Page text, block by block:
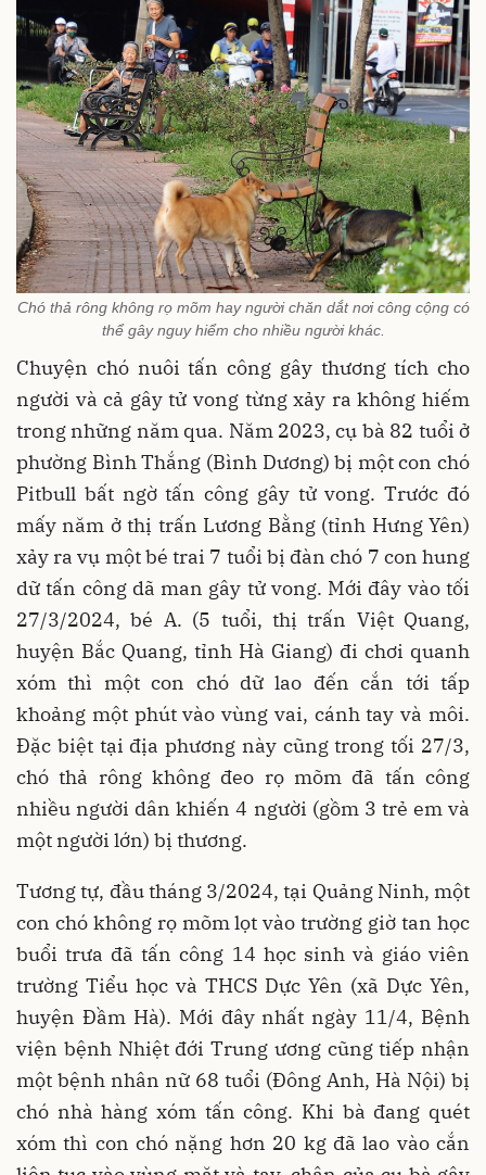
Chó thả rông không rọ mõm hay người chăn dắt nơi công cộng có
thể gây nguy hiểm cho nhiều người khác.
Chuyện chó nuôi tấn công gây thương tích cho
người và cả gây tử vong từng xảy ra không hiếm
trong những năm qua. Năm 2023, cụ bà 82 tuổi ở
phường Bình Thắng (Bình Dương) bị một con chó
Pitbull bất ngờ tấn công gây tử vong. Trước đó
mấy năm ở thị trấn Lương Bằng (tỉnh Hưng Yên)
xảy ra vụ một bé trai 7 tuổi bị đàn chó 7 con hung
dữ tấn công dã man gây tử vong. Mới đây vào tối
27/3/2024, bé A. (5 tuổi, thị trấn Việt Quang,
huyện Bắc Quang, tỉnh Hà Giang) đi chơi quanh
xóm thì một con chó dữ lao đến cắn tới tấp
khoảng một phút vào vùng vai, cánh tay và môi.
Đặc biệt tại địa phương này cũng trong tối 27/3,
chó thả rông không đeo rọ mõm đã tấn công
nhiều người dân khiến 4 người (gồm 3 trẻ em và
một người lớn) bị thương.
Tương tự, đầu tháng 3/2024, tại Quảng Ninh, một
con chó không rọ mõm lọt vào trường giờ tan học
buổi trưa đã tấn công 14 học sinh và giáo viên
trường Tiểu học và THCS Dực Yên (xã Dực Yên,
huyện Đầm Hà). Mới đây nhất ngày 11/4, Bệnh
viện bệnh Nhiệt đới Trung ương cũng tiếp nhận
một bệnh nhân nữ 68 tuổi (Đông Anh, Hà Nội) bị
chó nhà hàng xóm tấn công. Khi bà đang quét
xóm thì con chó nặng hơn 20 kg đã lao vào cắn